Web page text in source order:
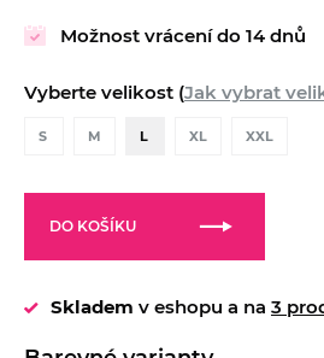
Možnost vrácení do 14 dnů
Vyberte velikost (Jak vybrat
S M L XL XXL
DO KOŠÍKU
Skladem v eshopu a na 3